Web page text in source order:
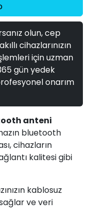
olun, cep
cihazlarınızın
için uzman
gün yedek
onarım
anteni
bluetooth
cihazların
kalitesi gibi
kablosuz
ve veri